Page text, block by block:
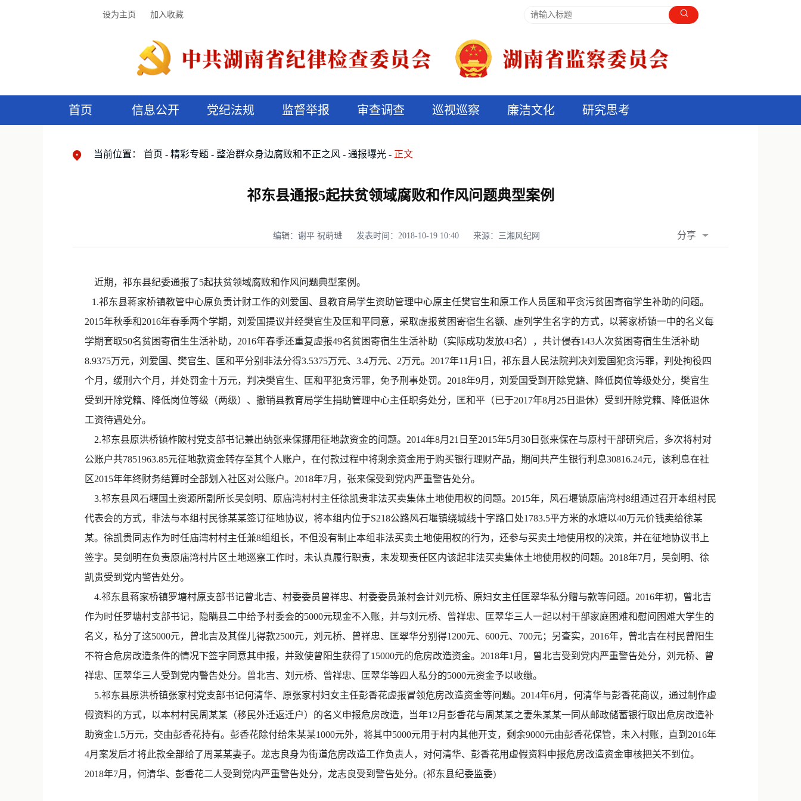
设为主页 加入收藏
首页 信息公开 党纪法规 监督举报 审查调查 巡视巡察 廉洁文化 研究思考
当前位置： 首页 精彩专题 整治群众身边腐败和不正之风 通报曝光 正文
祁东县通报5起扶贫领域腐败和作风问题典型案例
编辑：谢平 祝萌琎 发表时间：2018-10-19 10:40 来源：三湘风纪网 分享
QQ
微信
近期，祁东县纪委通报了5起扶贫领域腐败和作风问题典型案例。
1.祁东县蒋家桥镇教管中心原负责计财工作的刘爱国、县教育局学生资助管理中心原主任樊官生和原工作人员匡和平贪污贫困寄宿学生补助的问题。
2015年秋季和2016年春季两个学期，刘爱国提议并经樊官生及匡和平同意，采取虚报贫困寄宿生名额、虚列学生名字的方式，以蒋家桥镇一中的名义每
学期套取50名贫困寄宿生生活补助，2016年春季还重复虚报49名贫困寄宿生生活补助（实际成功发放43名），共计侵吞143人次贫困寄宿生生活补助
8.9375万元，刘爱国、樊官生、匡和平分别非法分得3.5375万元、3.4万元、2万元。2017年11月1日，祁东县人民法院判决刘爱国犯贪污罪，判处拘役四
个月，缓刑六个月，并处罚金十万元，判决樊官生、匡和平犯贪污罪，免予刑事处罚。2018年9月，刘爱国受到开除党籍、降低岗位等级处分，樊官生
受到开除党籍、降低岗位等级（两级）、撤销县教育局学生捐助管理中心主任职务处分，匡和平（已于2017年8月25日退休）受到开除党籍、降低退休
工资待遇处分。
2.祁东县原洪桥镇柞陂村党支部书记兼出纳张来保挪用征地款资金的问题。2014年8月21日至2015年5月30日张来保在与原村干部研究后，多次将村对
公账户共7851963.85元征地款资金转存至其个人账户，在付款过程中将剩余资金用于购买银行理财产品，期间共产生银行利息30816.24元，该利息在社
区2015年年终财务结算时全部划入社区对公账户。2018年7月，张来保受到党内严重警告处分。
3.祁东县风石堰国土资源所副所长吴剑明、原庙湾村村主任徐凯贵非法买卖集体土地使用权的问题。2015年，风石堰镇原庙湾村8组通过召开本组村民
代表会的方式，非法与本组村民徐某某签订征地协议，将本组内位于S218公路风石堰镇绕城线十字路口处1783.5平方米的水塘以40万元价钱卖给徐某
某。徐凯贵同志作为时任庙湾村村主任兼8组组长，不但没有制止本组非法买卖土地使用权的行为，还参与买卖土地使用权的决策，并在征地协议书上
签字。吴剑明在负责原庙湾村片区土地巡察工作时，未认真履行职责，未发现责任区内该起非法买卖集体土地使用权的问题。2018年7月，吴剑明、徐
凯贵受到党内警告处分。
4.祁东县蒋家桥镇罗塘村原支部书记曾北吉、村委委员曾祥忠、村委委员兼村会计刘元桥、原妇女主任匡翠华私分赠与款等问题。2016年初，曾北吉
作为时任罗塘村支部书记，隐瞒县二中给予村委会的5000元现金不入账，并与刘元桥、曾祥忠、匡翠华三人一起以村干部家庭困难和慰问困难大学生的
名义，私分了这5000元，曾北吉及其侄儿得款2500元，刘元桥、曾祥忠、匡翠华分别得1200元、600元、700元；另查实，2016年，曾北吉在村民曾阳生
不符合危房改造条件的情况下签字同意其申报，并致使曾阳生获得了15000元的危房改造资金。2018年1月，曾北吉受到党内严重警告处分，刘元桥、曾
祥忠、匡翠华三人受到党内警告处分。曾北吉、刘元桥、曾祥忠、匡翠华等四人私分的5000元资金予以收缴。
5.祁东县原洪桥镇张家村党支部书记何清华、原张家村妇女主任彭香花虚报冒领危房改造资金等问题。2014年6月，何清华与彭香花商议，通过制作虚
假资料的方式，以本村村民周某某（移民外迁返迁户）的名义申报危房改造，当年12月彭香花与周某某之妻朱某某一同从邮政储蓄银行取出危房改造补
助资金1.5万元，交由彭香花持有。彭香花除付给朱某某1000元外，将其中5000元用于村内其他开支，剩余9000元由彭香花保管，未入村账，直到2016年
4月案发后才将此款全部给了周某某妻子。龙志良身为街道危房改造工作负责人，对何清华、彭香花用虚假资料申报危房改造资金审核把关不到位。
2018年7月，何清华、彭香花二人受到党内严重警告处分，龙志良受到警告处分。(祁东县纪委监委)